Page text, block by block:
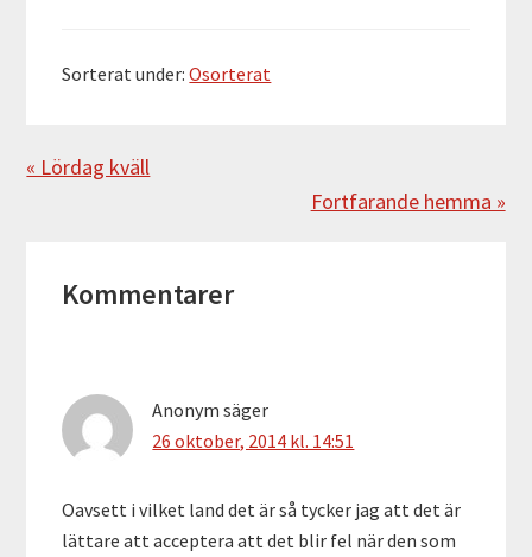
Sorterat under:Osorterat
Föregående
« Lördag kväll
Nästa
Fortfarande hemma »
Kommentarer
Anonym säger
26 oktober, 2014 kl. 14:51
Oavsett i vilket land det är så tycker jag att det är
lättare att acceptera att det blir fel när den som